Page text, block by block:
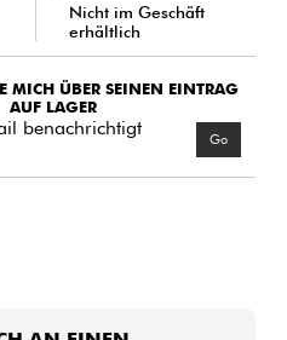
Nicht im Geschäft
erhältlich
MICH ÜBER SEINEN EINTRAG
AUF LAGER
benachrichtigt
Go